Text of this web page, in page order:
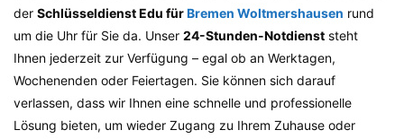
der Schlüsseldienst Edu fürBremen Woltmershausen rund
um die Uhr für Sie da. Unser 24-Stunden-Notdienst steht
Ihnen jederzeit zur Verfügung – egal ob an Werktagen,
Wochenenden oder Feiertagen. Sie können sich darauf
verlassen, dass wir Ihnen eine schnelle und professionelle
Lösung bieten, um wieder Zugang zu Ihrem Zuhause oder